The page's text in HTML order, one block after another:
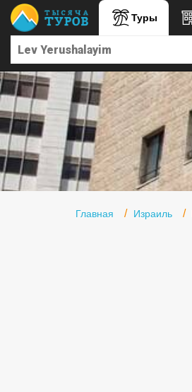
Туры
Главная Израиль
Главная
Туры в Турцию
Туры в Египет
Туры в ОАЭ
Офис г. Москва